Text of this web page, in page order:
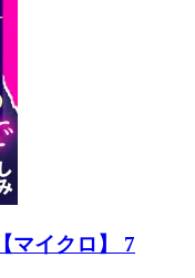
マイクロ】 7